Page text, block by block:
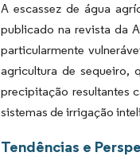
A escassez de água
publicado na revista da
particularmente
agricultura de sequeiro,
precipitação resultantes
sistemas de irrigação
Tendências e